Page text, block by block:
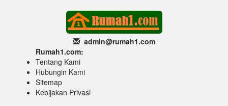
admin@rumah1.com
Rumah1.com:
Tentang Kami
Hubungin Kami
Sitemap
Kebijakan Privasi